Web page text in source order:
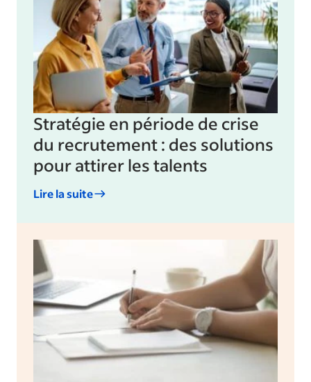
Stratégie en période de crise
du recrutement : des solutions
pour attirer les talents
Lire la suite